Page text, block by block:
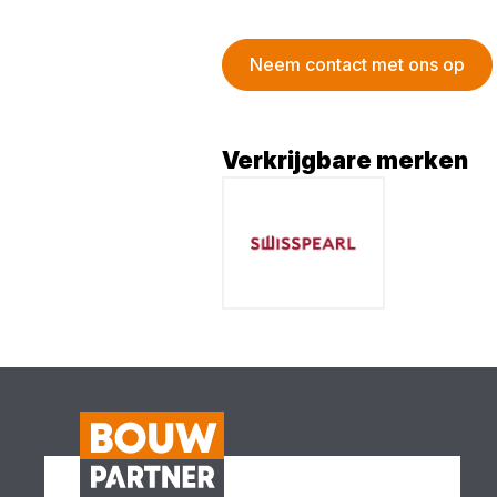
Neem contact met ons op
Verkrijgbare merken